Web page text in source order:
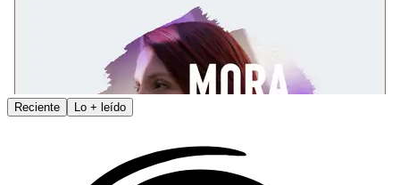
Reciente Lo + leído